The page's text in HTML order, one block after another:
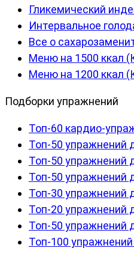
Гликемический
Интервальное
Все о
Меню на 1500 ккал
Меню на 1200 ккал
Подборки упражнений
Топ-60 кардио-
Топ-50 упражнений
Топ-50 упражнений
Топ-50 упражнений
Топ-30 упражнений
Топ-20 упражнений
Топ-50 упражнений
Топ-100